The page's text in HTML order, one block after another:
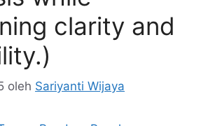
clarity and
oleh Sariyanti Wijaya